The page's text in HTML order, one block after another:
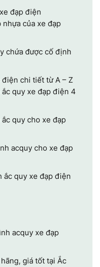
đạp điện
của xe đạp
chứa được cố định
điện chi tiết từ A – Z
quy xe đạp điện 4
quy cho xe đạp
acquy cho xe đạp
ắc quy xe đạp điện
acquy xe đạp
giá tốt tại Ắc